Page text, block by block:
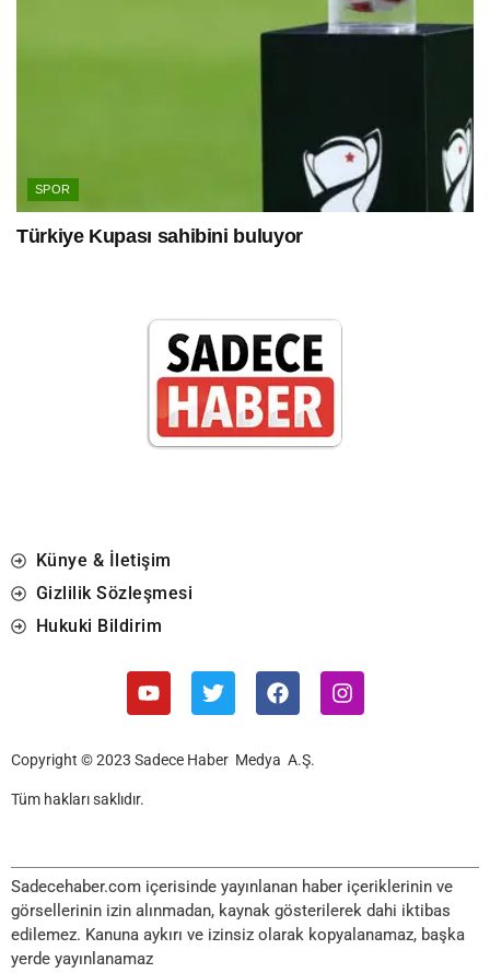
SPOR
Türkiye Kupası sahibini buluyor
Künye & İletişim
Gizlilik Sözleşmesi
Hukuki Bildirim
Copyright © 2023 Sadece Haber Medya A.Ş.
Tüm hakları saklıdır.
Sadecehaber.com içerisinde yayınlanan haber içeriklerinin ve
görsellerinin izin alınmadan, kaynak gösterilerek dahi iktibas
edilemez. Kanuna aykırı ve izinsiz olarak kopyalanamaz, başka
yerde yayınlanamaz